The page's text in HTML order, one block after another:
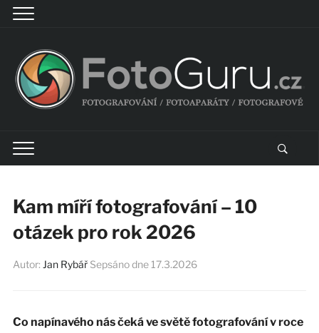
Kam míří fotografování – 10
otázek pro rok 2026
Autor: Jan Rybář Sepsáno dne 17.3.2026
Co napínavého nás čeká ve světě fotografování v roce